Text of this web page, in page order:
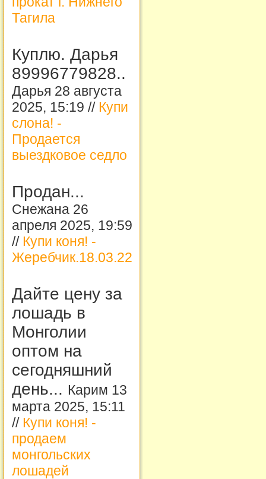
Тагила
Куплю. Дарья
89996779828..
Дарья 28 августа
2025, 15:19 // Купи
слона! -
Продается
выездковое седло
Продан...
Снежана 26
апреля 2025, 19:59
// Купи коня! -
Жеребчик.18.03.22
Дайте цену за
лошадь в
Монголии
оптом на
сегодняшний
день... Карим 13
марта 2025, 15:11
// Купи коня! -
продаем
монгольских
лошадей